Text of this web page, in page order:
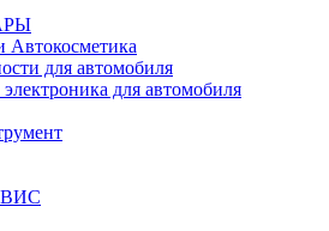
Автокосметика
для автомобиля
для автомобиля